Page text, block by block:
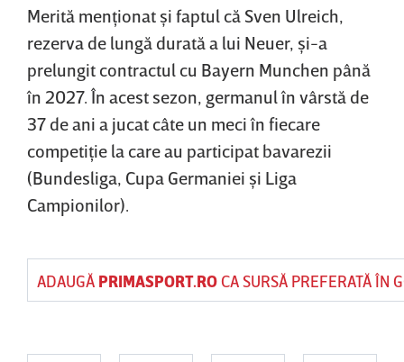
Merită menţionat şi faptul că Sven Ulreich,
rezerva de lungă durată a lui Neuer, şi-a
prelungit contractul cu Bayern Munchen până
în 2027. În acest sezon, germanul în vârstă de
37 de ani a jucat câte un meci în fiecare
competiţie la care au participat bavarezii
(Bundesliga, Cupa Germaniei şi Liga
Campionilor).
ADAUGĂ PRIMASPORT.ROCA SURSĂ PREFERATĂ ÎN